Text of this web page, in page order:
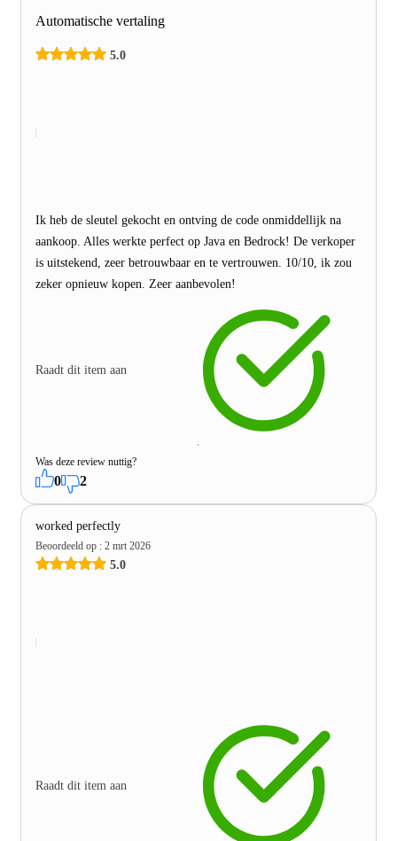
Automatische vertaling
5.0
Ik heb de sleutel gekocht en ontving de code onmiddellijk na
aankoop. Alles werkte perfect op Java en Bedrock! De verkoper
is uitstekend, zeer betrouwbaar en te vertrouwen. 10/10, ik zou
zeker opnieuw kopen. Zeer aanbevolen!
Raadt dit item aan
Was deze review nuttig?
0 2
worked perfectly
Beoordeeld op : 2 mrt 2026
5.0
Raadt dit item aan